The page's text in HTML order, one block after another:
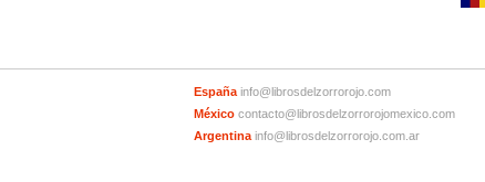
España info@librosdelzorrorojo.com
México contacto@librosdelzorrorojomexico.com
Argentina info@librosdelzorrorojo.com.ar